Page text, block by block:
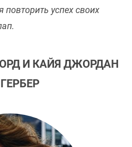
повторить успех своих
И КАЙЯ ДЖОРДАН
ГЕРБЕР